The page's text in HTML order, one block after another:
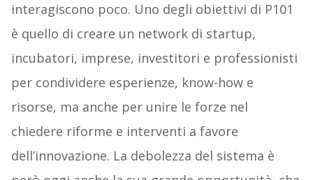
interagiscono poco. Uno degli obiettivi di P101
è quello di creare un network di startup,
incubatori, imprese, investitori e professionisti
per condividere esperienze, know-how e
risorse, ma anche per unire le forze nel
chiedere riforme e interventi a favore
dell’innovazione. La debolezza del sistema è